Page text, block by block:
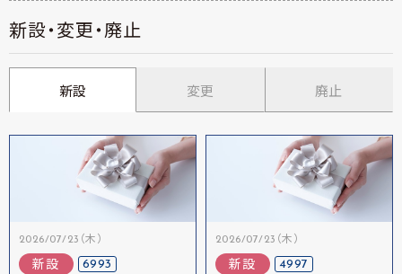
新設・変更・廃止
新設 変更 廃止
2026/07/23（木）
新設 6993
2026/07/23（木）
新設 4997